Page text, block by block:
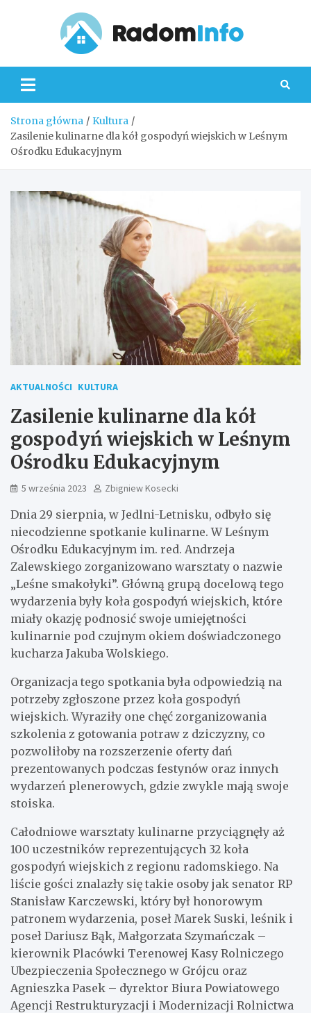
Strona główna
Kultura
Zasilenie kulinarne dla kół gospodyń wiejskich w Leśnym
Ośrodku Edukacyjnym
AKTUALNOŚCI KULTURA
Zasilenie kulinarne dla kół
gospodyń wiejskich w Leśnym
Ośrodku Edukacyjnym
5 września 2023 Zbigniew Kosecki
Dnia 29 sierpnia, w Jedlni-Letnisku, odbyło się
niecodzienne spotkanie kulinarne. W Leśnym
Ośrodku Edukacyjnym im. red. Andrzeja
Zalewskiego zorganizowano warsztaty o nazwie
„Leśne smakołyki”. Główną grupą docelową tego
wydarzenia były koła gospodyń wiejskich, które
miały okazję podnosić swoje umiejętności
kulinarnie pod czujnym okiem doświadczonego
kucharza Jakuba Wolskiego.
Organizacja tego spotkania była odpowiedzią na
potrzeby zgłoszone przez koła gospodyń
wiejskich. Wyraziły one chęć zorganizowania
szkolenia z gotowania potraw z dziczyzny, co
pozwoliłoby na rozszerzenie oferty dań
prezentowanych podczas festynów oraz innych
wydarzeń plenerowych, gdzie zwykle mają swoje
stoiska.
Całodniowe warsztaty kulinarne przyciągnęły aż
100 uczestników reprezentujących 32 koła
gospodyń wiejskich z regionu radomskiego. Na
liście gości znalazły się takie osoby jak senator RP
Stanisław Karczewski, który był honorowym
patronem wydarzenia, poseł Marek Suski, leśnik i
poseł Dariusz Bąk, Małgorzata Szymańczak –
kierownik Placówki Terenowej Kasy Rolniczego
Ubezpieczenia Społecznego w Grójcu oraz
Agnieszka Pasek – dyrektor Biura Powiatowego
Agencji Restrukturyzacji i Modernizacji Rolnictwa